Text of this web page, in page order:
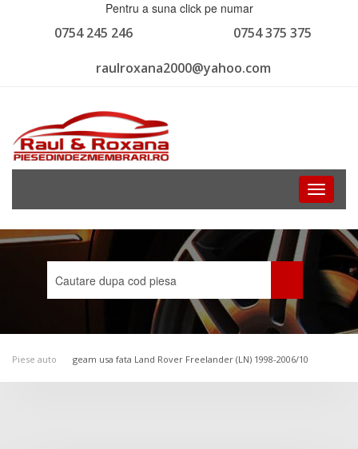
Pentru a suna click pe numar
0754 375 375
0754 245 246
raulroxana2000@yahoo.com
Toggle
Piese auto geam usa fata Land Rover Freelander (LN) 1998-2006/10